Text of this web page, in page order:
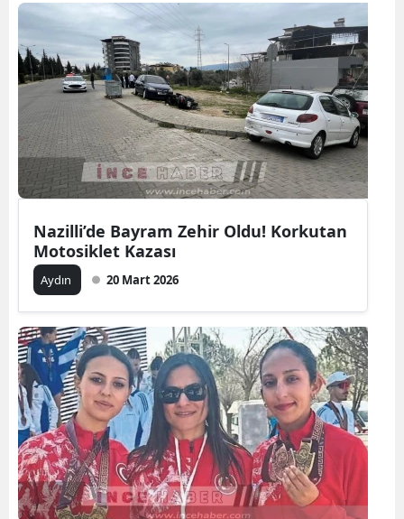
Nazilli’de Bayram Zehir Oldu! Korkutan
Motosiklet Kazası
Aydın 20 Mart 2026